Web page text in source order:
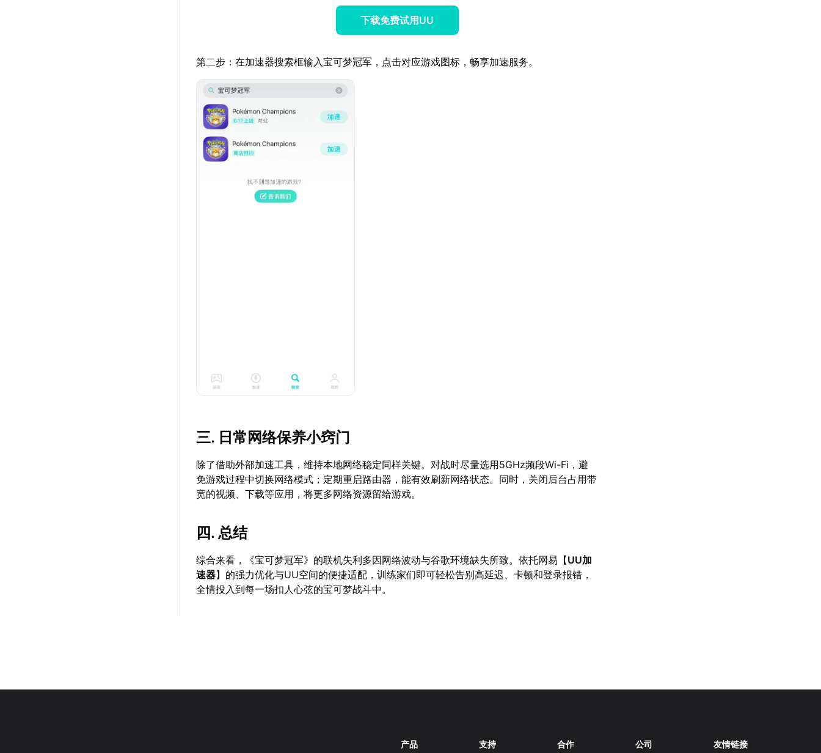
下载免费试用UU
第二步：在加速器搜索框输入宝可梦冠军，点击对应游戏图标，畅享加速服务。
三. 日常网络保养小窍门
除了借助外部加速工具，维持本地网络稳定同样关键。对战时尽量选用5GHz频段Wi-Fi，避
免游戏过程中切换网络模式；定期重启路由器，能有效刷新网络状态。同时，关闭后台占用带
宽的视频、下载等应用，将更多网络资源留给游戏。
四. 总结
综合来看，《宝可梦冠军》的联机失利多因网络波动与谷歌环境缺失所致。依托网易【UU加
速器】的强力优化与UU空间的便捷适配，训练家们即可轻松告别高延迟、卡顿和登录报错，
全情投入到每一场扣人心弦的宝可梦战斗中。
产品 支持 合作 公司 友情链接